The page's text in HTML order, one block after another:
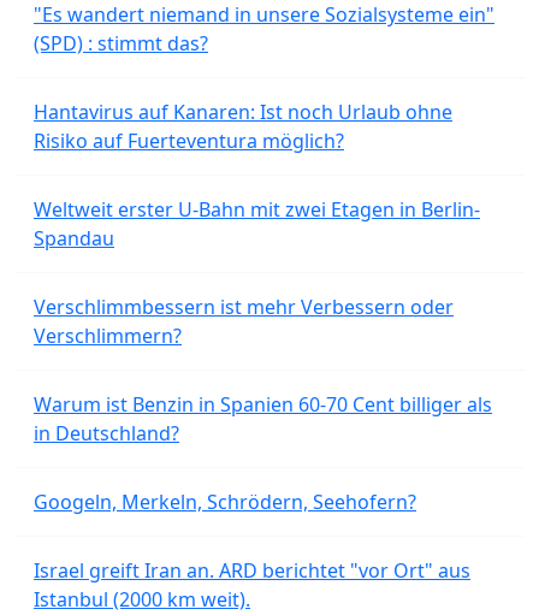
"Es wandert niemand in unsere Sozialsysteme ein"
(SPD) : stimmt das?
Hantavirus auf Kanaren: Ist noch Urlaub ohne
Risiko auf Fuerteventura möglich?
Weltweit erster U-Bahn mit zwei Etagen in Berlin-
Spandau
Verschlimmbessern ist mehr Verbessern oder
Verschlimmern?
Warum ist Benzin in Spanien 60-70 Cent billiger als
in Deutschland?
Googeln, Merkeln, Schrödern, Seehofern?
Israel greift Iran an. ARD berichtet "vor Ort" aus
Istanbul (2000 km weit).